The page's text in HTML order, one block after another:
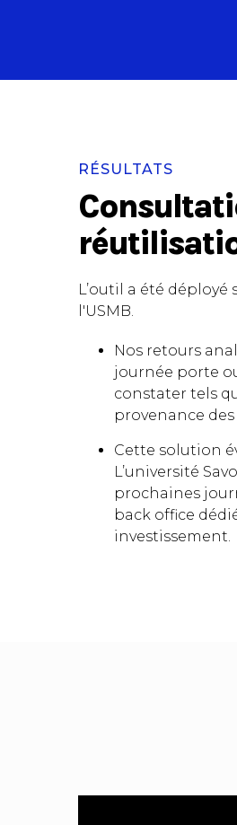
RÉSULTATS
L’outil a été
l'USMB.
Nos retours
journée porte
constater tels
provenance des
Cette solution
L’université
prochaines
back office
investissement.